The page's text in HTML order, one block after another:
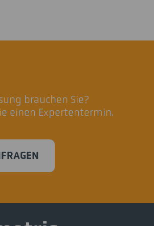
brauchen Sie?
einen Expertentermin.